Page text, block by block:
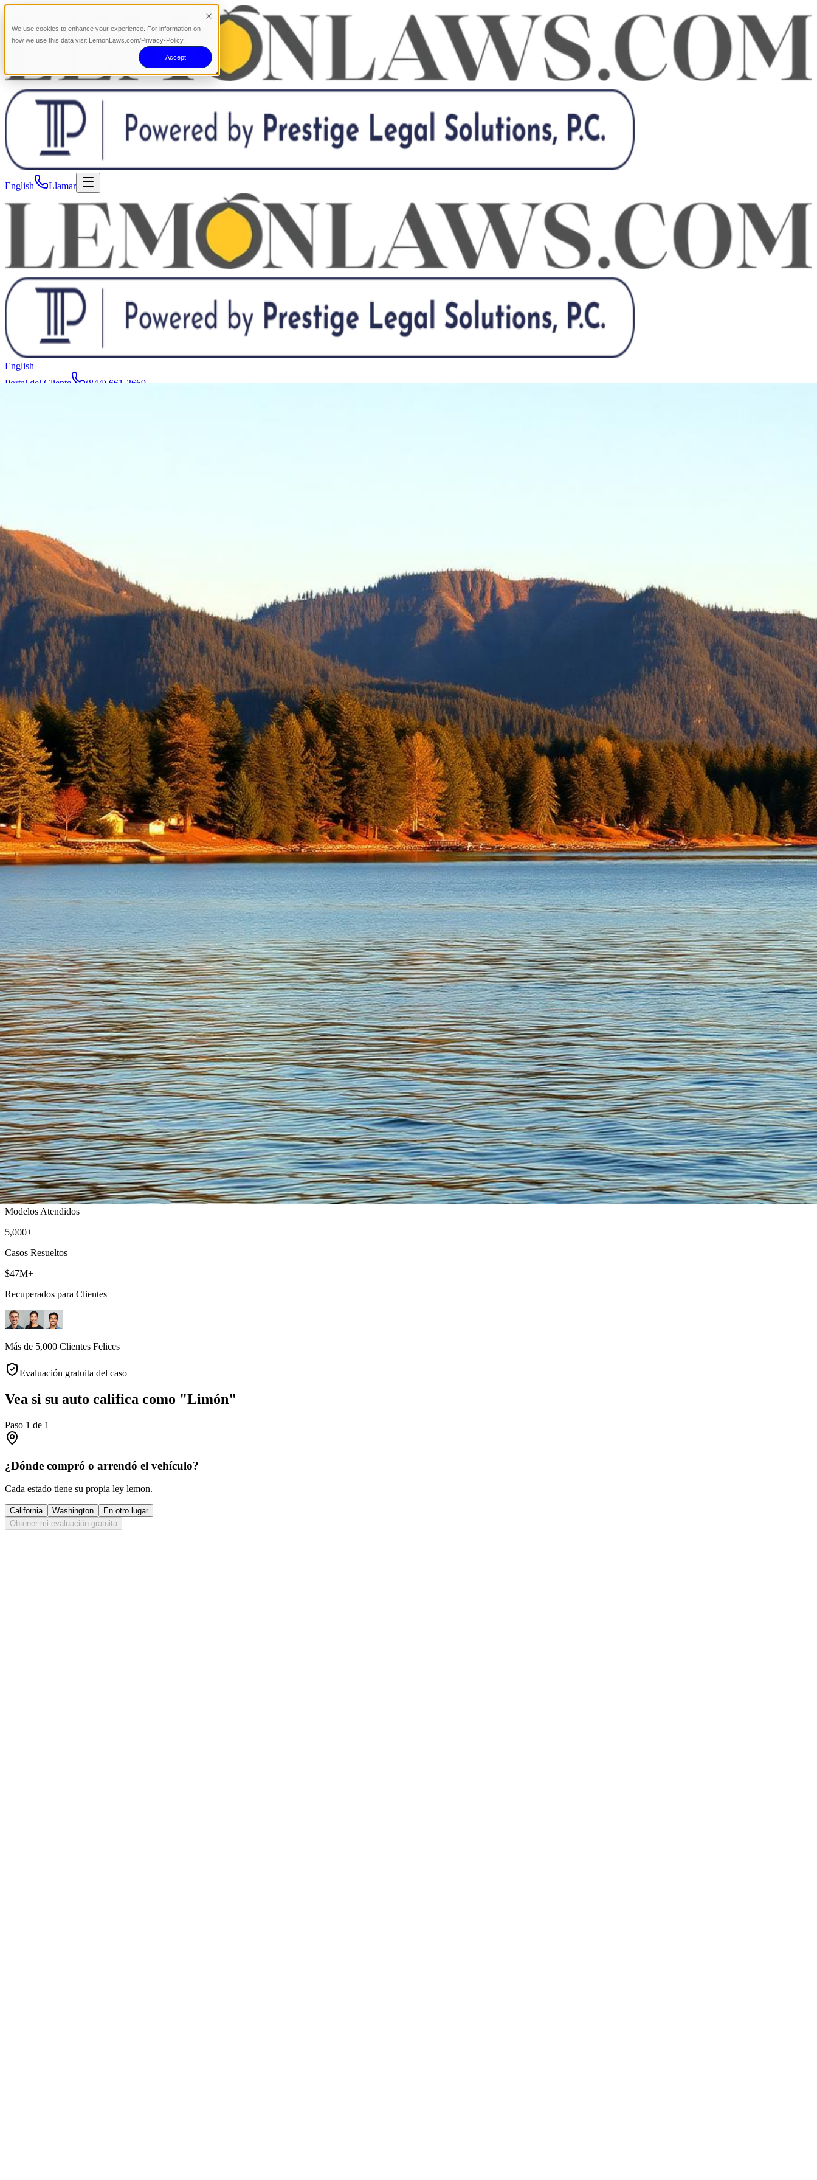
We use cookies to enhance your experience. For information on
how we use this data visit LemonLaws.com/Privacy-Policy.
Accept
English Llamar
English
Portal del Cliente
(844) 661-2669
Sammamish Abogados de Ley Limón
Obtenga un Reembolso o Reemplazo de Su Vehículo Defectuoso
500+
Modelos Atendidos
5,000+
Casos Resueltos
$47M+
Recuperados para Clientes
Más de 5,000 Clientes Felices
Evaluación gratuita del caso
Vea si su auto califica como "Limón"
Paso 1 de 1
¿Dónde compró o arrendó el vehículo?
Cada estado tiene su propia ley lemon.
California Washington
En otro lugar
Obtener mi evaluación gratuita